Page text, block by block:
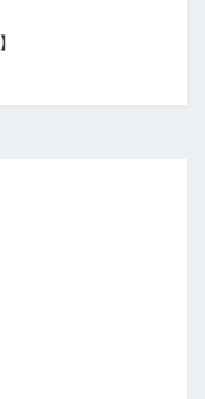
】